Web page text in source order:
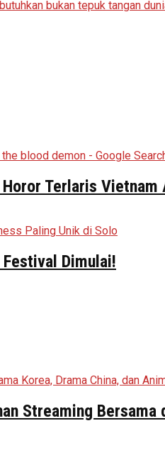
Horor Terlaris
Festival Dimulai!
Streaming